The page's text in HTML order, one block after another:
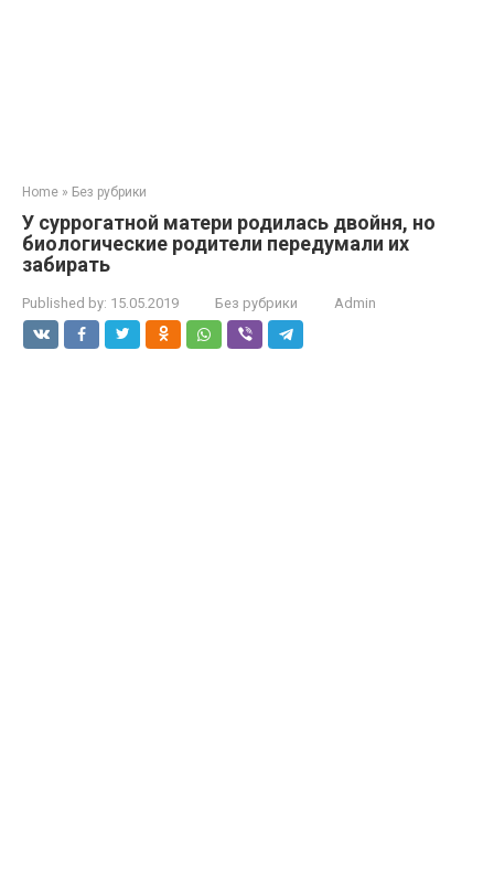
Home » Без рубрики
У суррогатной матери родилась двойня, но
биологические родители передумали их
забирать
Published by: 15.05.2019 Без рубрики Admin